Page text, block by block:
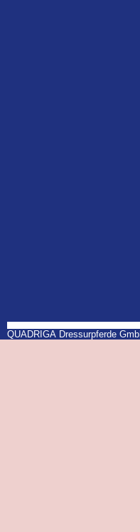
QUADRIGA Dressurpferde